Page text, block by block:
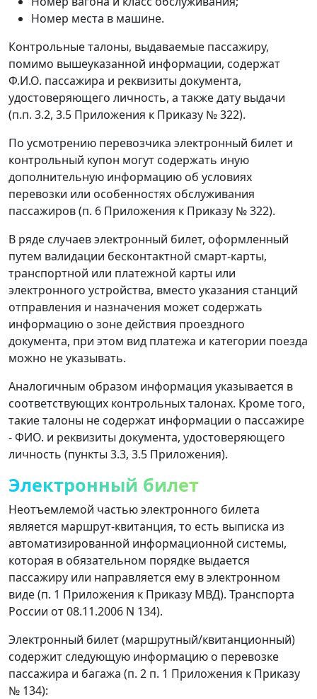
Номер места в машине.
Контрольные талоны, выдаваемые пассажиру,
помимо вышеуказанной информации, содержат
Ф.И.О. пассажира и реквизиты документа,
удостоверяющего личность, а также дату выдачи
(п.п. 3.2, 3.5 Приложения к Приказу № 322).
По усмотрению перевозчика электронный билет и
контрольный купон могут содержать иную
дополнительную информацию об условиях
перевозки или особенностях обслуживания
пассажиров (п. 6 Приложения к Приказу № 322).
В ряде случаев электронный билет, оформленный
путем валидации бесконтактной смарт-карты,
транспортной или платежной карты или
электронного устройства, вместо указания станций
отправления и назначения может содержать
информацию о зоне действия проездного
документа, при этом вид платежа и категории поезда
можно не указывать.
Аналогичным образом информация указывается в
соответствующих контрольных талонах. Кроме того,
такие талоны не содержат информации о пассажире
- ФИО. и реквизиты документа, удостоверяющего
личность (пункты 3.3, 3.5 Приложения).
Электронный билет
Неотъемлемой частью электронного билета
является маршрут-квитанция, то есть выписка из
автоматизированной информационной системы,
которая в обязательном порядке выдается
пассажиру или направляется ему в электронном
виде (п. 1 Приложения к Приказу МВД). Транспорта
России от 08.11.2006 N 134).
Электронный билет (маршрутный/квитанционный)
содержит следующую информацию о перевозке
пассажира и багажа (п. 2 п. 1 Приложения к Приказу
№ 134):